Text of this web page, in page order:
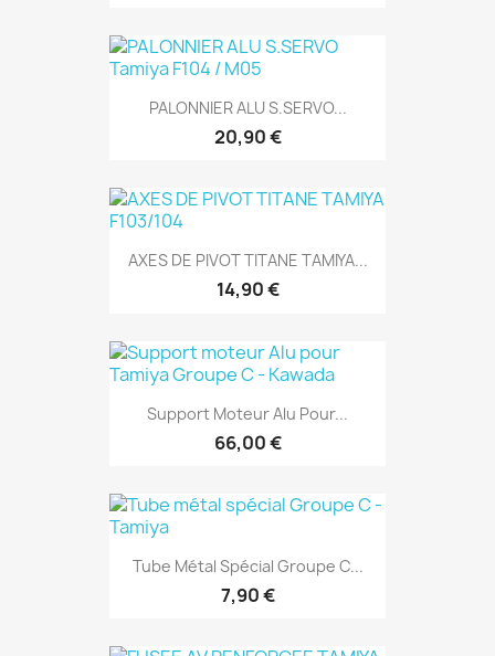
PALONNIER ALU S.SERVO...
20,90 €
AXES DE PIVOT TITANE TAMIYA...
14,90 €
Support Moteur Alu Pour...
66,00 €
Tube Métal Spécial Groupe C...
7,90 €